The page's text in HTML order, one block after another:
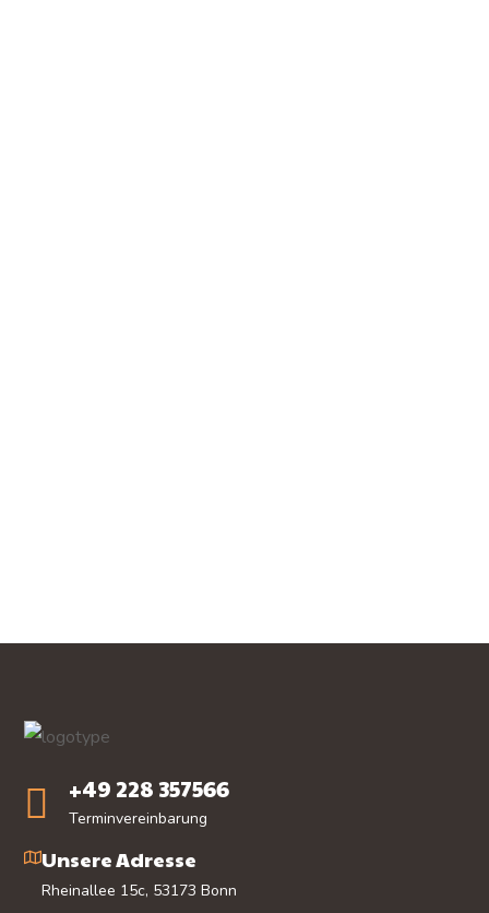
+49 228 357566
Terminvereinbarung
Unsere Adresse
Rheinallee 15c, 53173 Bonn